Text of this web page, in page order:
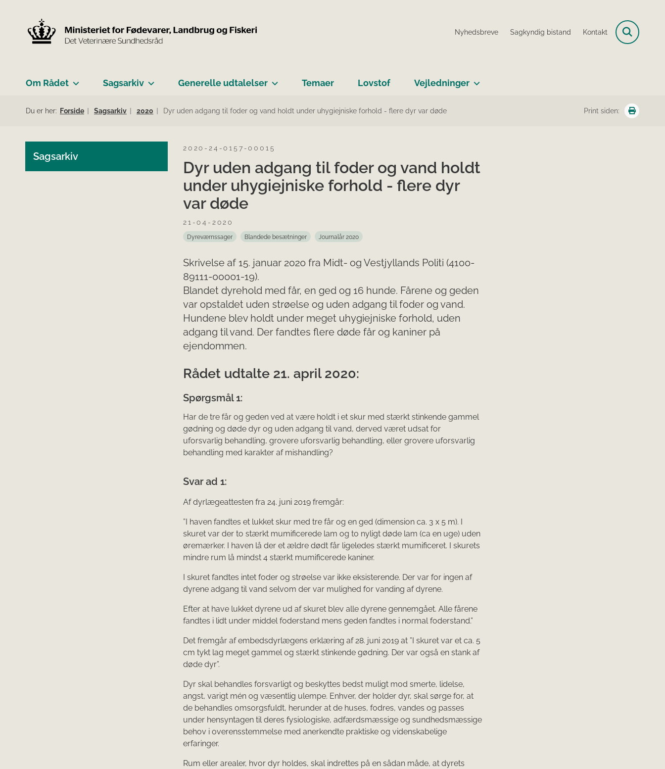
Nyhedsbreve Sagkyndig bistand Kontakt
Om Rådet Sagsarkiv Generelle udtalelser Temaer Lovstof Vejledninger
Du er her: Forside Sagsarkiv 2020 Dyr uden adgang til foder og vand holdt under uhygiejniske forhold - flere dyr var døde Print siden:
Sagsarkiv
2020-24-0157-00015
Dyr uden adgang til foder og vand holdt
under uhygiejniske forhold - flere dyr
var døde
21-04-2020
Dyreværnssager Blandede besætninger Journalår 2020
Skrivelse af 15. januar 2020 fra Midt- og Vestjyllands Politi (4100-
89111-00001-19).
Blandet dyrehold med får, en ged og 16 hunde. Fårene og geden
var opstaldet uden strøelse og uden adgang til foder og vand.
Hundene blev holdt under meget uhygiejniske forhold, uden
adgang til vand. Der fandtes flere døde får og kaniner på
ejendommen.
Rådet udtalte 21. april 2020:
Spørgsmål 1:
Har de tre får og geden ved at være holdt i et skur med stærkt stinkende gammel
gødning og døde dyr og uden adgang til vand, derved været udsat for
uforsvarlig behandling, grovere uforsvarlig behandling, eller grovere uforsvarlig
behandling med karakter af mishandling?
Svar ad 1:
Af dyrlægeattesten fra 24. juni 2019 fremgår:
”I haven fandtes et lukket skur med tre får og en ged (dimension ca. 3 x 5 m). I
skuret var der to stærkt mumificerede lam og to nyligt døde lam (ca en uge) uden
øremærker. I haven lå der et ældre dødt får ligeledes stærkt mumificeret. I skurets
mindre rum lå mindst 4 stærkt mumificerede kaniner.
I skuret fandtes intet foder og strøelse var ikke eksisterende. Der var for ingen af
dyrene adgang til vand selvom der var mulighed for vanding af dyrene.
Efter at have lukket dyrene ud af skuret blev alle dyrene gennemgået. Alle fårene
fandtes i lidt under middel foderstand mens geden fandtes i normal foderstand.”
Det fremgår af embedsdyrlægens erklæring af 28. juni 2019 at ”I skuret var et ca. 5
cm tykt lag meget gammel og stærkt stinkende gødning. Der var også en stank af
døde dyr”.
Dyr skal behandles forsvarligt og beskyttes bedst muligt mod smerte, lidelse,
angst, varigt mén og væsentlig ulempe. Enhver, der holder dyr, skal sørge for, at
de behandles omsorgsfuldt, herunder at de huses, fodres, vandes og passes
under hensyntagen til deres fysiologiske, adfærdsmæssige og sundhedsmæssige
behov i overensstemmelse med anerkendte praktiske og videnskabelige
erfaringer.
Rum eller arealer, hvor dyr holdes, skal indrettes på en sådan måde, at dyrets